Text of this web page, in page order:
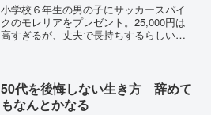
小学校６年生の男の子にサッカースパイ
クのモレリアをプレゼント。25,000円は
高すぎるが、丈夫で長持ちするらしい。
みたいにボロボロに...
50代を後悔しない生き方 辞めて
もなんとかなる